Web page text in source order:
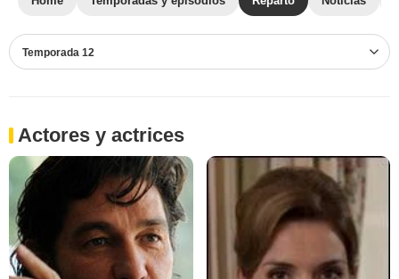
Temporada 12
Actores y actrices